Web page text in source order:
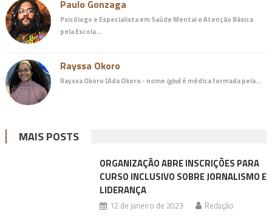
Paulo Gonzaga
Psicólogo e Especialista em Saúde Mental e Atenção Básica
pela Escola…
Rayssa Okoro
Rayssa Okoro (Ada Okoro - nome igbo) é médicaformada pela…
MAIS POSTS
ORGANIZAÇÃO ABRE INSCRIÇÕES PARA
CURSO INCLUSIVO SOBRE JORNALISMO E
LIDERANÇA
12 de janeiro de 2023 Redação